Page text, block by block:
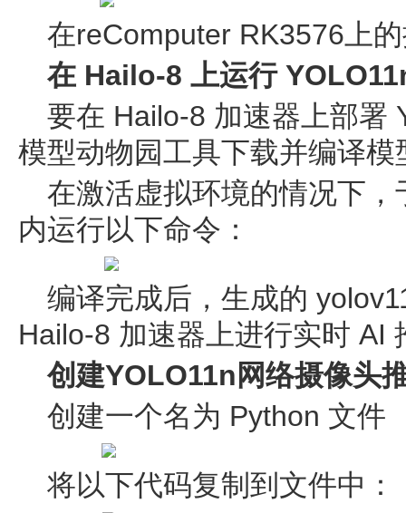
在reComputer RK3576上
在 Hailo-8 上运行
要在 Hailo-8 加速器上部署
模型动物园工具下载并编译模
在激活虚拟环境的情况下
内运行以下命令：
编译完成后，生成的
Hailo-8 加速器上进行实时 AI
创建YOLO11n网络摄像头
创建一个名为 Python 文件
将以下代码复制到文件中：